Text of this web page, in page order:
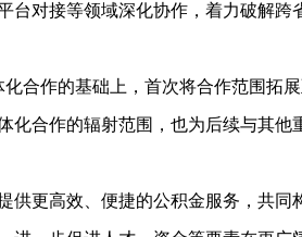
对接等领域深化协作，着力破解跨
作的基础上，首次将合作范围拓
合作的辐射范围，也为后续与其他
更高效、便捷的公积金服务，共同